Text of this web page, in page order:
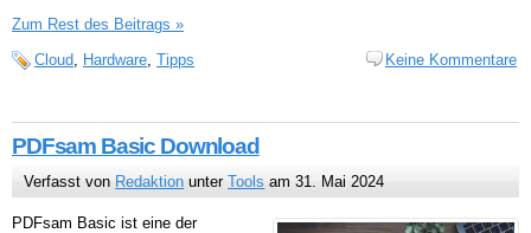
Zum Rest des Beitrags »
Cloud Hardware Tipps Keine Kommentare
PDFsam Basic Download
Verfasst von Redaktion unterTools am 31. Mai 2024
PDFsam Basic ist eine der